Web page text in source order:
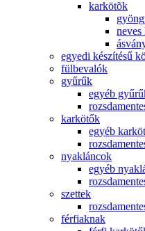
karkötõk
egyedi készítésű
fülbevalók
gyűrűk
egyéb
karkötők
egyéb
nyakláncok
egyéb
szettek
férfiaknak